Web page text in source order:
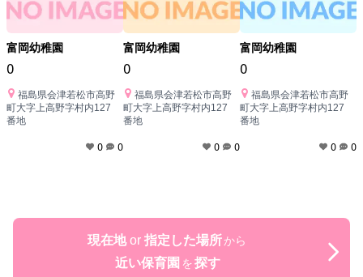
富岡幼稚園
0
福島県会津若松市高野
町大字上高野字村内127
番地
0 0
富岡幼稚園
0
福島県会津若松市高野
町大字上高野字村内127
番地
0 0
富岡幼稚園
0
福島県会津若松市高野
町大字上高野字村内127
番地
0 0
現在地 or 指定した場所から
近い保育園 を探す